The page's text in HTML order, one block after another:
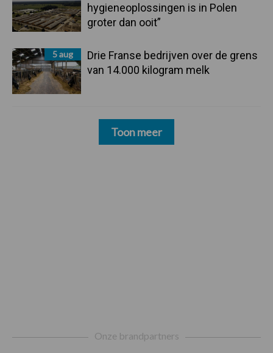
hygieneoplossingen is in Polen
groter dan ooit”
5 aug
Drie Franse bedrijven over de grens
van 14.000 kilogram melk
Toon meer
Onze brandpartners